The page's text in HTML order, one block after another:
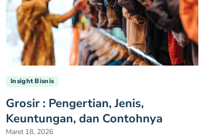
Insight Bisnis
Grosir : Pengertian, Jenis,
Keuntungan, dan Contohnya
Maret 18, 2026